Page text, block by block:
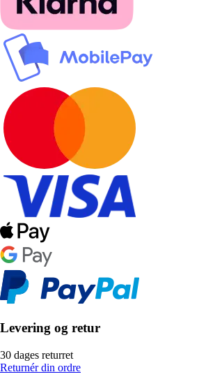
Levering og retur
30 dages returret
Returnér din ordre